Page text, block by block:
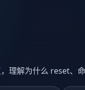
理解为什么 reset、